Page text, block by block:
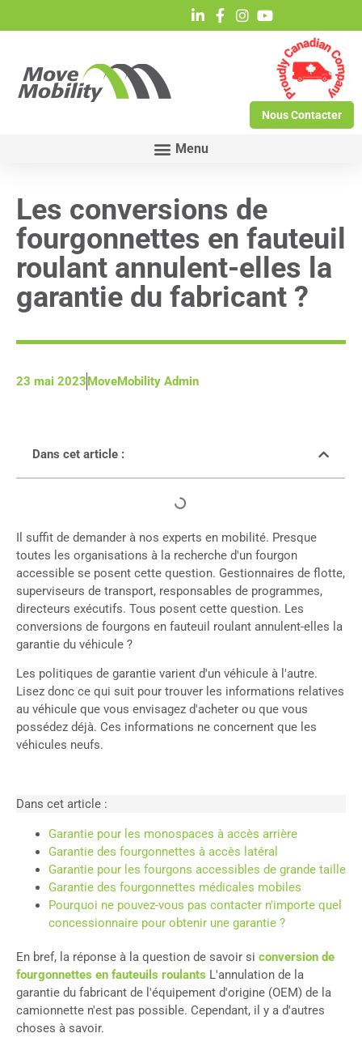
Nous Contacter
Les conversions de
fourgonnettes en fauteuil
roulant annulent-elles la
garantie du fabricant ?
23 mai 2023MoveMobility Admin
Dans cet article :
Il suffit de demander à nos experts en mobilité. Presque
toutes les organisations à la recherche d'un fourgon
accessible se posent cette question. Gestionnaires de flotte,
superviseurs de transport, responsables de programmes,
directeurs exécutifs. Tous posent cette question. Les
conversions de fourgons en fauteuil roulant annulent-elles la
garantie du véhicule ?
Les politiques de garantie varient d'un véhicule à l'autre.
Lisez donc ce qui suit pour trouver les informations relatives
au véhicule que vous envisagez d'acheter ou que vous
possédez déjà. Ces informations ne concernent que les
véhicules neufs.
Dans cet article :
Garantie pour les monospaces à accès arrière
Garantie des fourgonnettes à accès latéral
Garantie pour les fourgons accessibles de grande taille
Garantie des fourgonnettes médicales mobiles
Pourquoi ne pouvez-vous pas contacter n'importe quel
concessionnaire pour obtenir une garantie ?
En bref, la réponse à la question de savoir si conversion de
fourgonnettes en fauteuils roulants L'annulation de la
garantie du fabricant de l'équipement d'origine (OEM) de la
camionnette n'est pas possible. Cependant, il y a d'autres
choses à savoir.